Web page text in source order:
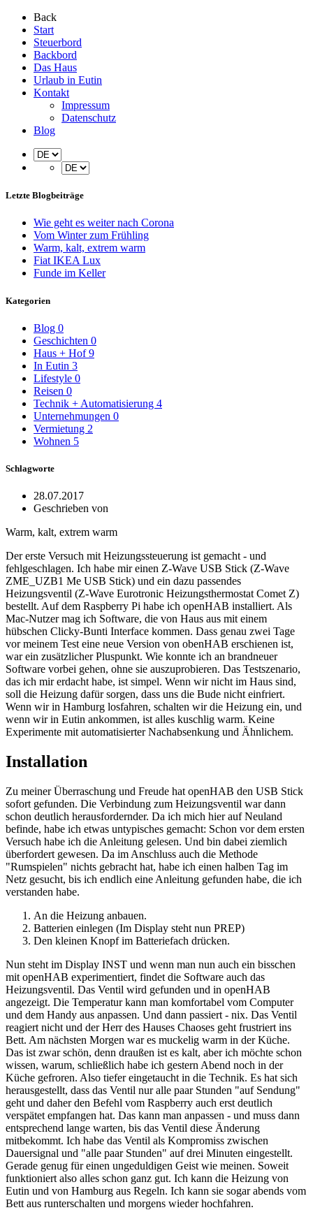
Back
Start
Steuerbord
Backbord
Das Haus
Urlaub in Eutin
Kontakt
Impressum
Datenschutz
Blog
Letzte Blogbeiträge
Wie geht es weiter nach Corona
Vom Winter zum Frühling
Warm, kalt, extrem warm
Fiat IKEA Lux
Funde im Keller
Kategorien
Blog 0
Geschichten 0
Haus + Hof9
In Eutin 3
Lifestyle 0
Reisen 0
Technik + Automatisierung 4
Unternehmungen 0
Vermietung 2
Wohnen 5
Schlagworte
28.07.2017
Geschrieben von
Warm, kalt, extrem warm
Der erste Versuch mit Heizungssteuerung ist gemacht - und
fehlgeschlagen. Ich habe mir einen Z-Wave USB Stick (Z-Wave
ZME_UZB1 Me USB Stick) und ein dazu passendes
Heizungsventil (Z-Wave Eurotronic Heizungsthermostat Comet Z)
bestellt. Auf dem Raspberry Pi habe ich openHAB installiert. Als
Mac-Nutzer mag ich Software, die von Haus aus mit einem
hübschen Clicky-Bunti Interface kommen. Dass genau zwei Tage
vor meinem Test eine neue Version von obenHAB erschienen ist,
war ein zusätzlicher Pluspunkt. Wie konnte ich an brandneuer
Software vorbei gehen, ohne sie auszuprobieren. Das Testszenario,
das ich mir erdacht habe, ist simpel. Wenn wir nicht im Haus sind,
soll die Heizung dafür sorgen, dass uns die Bude nicht einfriert.
Wenn wir in Hamburg losfahren, schalten wir die Heizung ein, und
wenn wir in Eutin ankommen, ist alles kuschlig warm. Keine
Experimente mit automatisierter Nachabsenkung und Ähnlichem.
Installation
Zu meiner Überraschung und Freude hat openHAB den USB Stick
sofort gefunden. Die Verbindung zum Heizungsventil war dann
schon deutlich herausfordernder. Da ich mich hier auf Neuland
befinde, habe ich etwas untypisches gemacht: Schon vor dem ersten
Versuch habe ich die Anleitung gelesen. Und bin dabei ziemlich
überfordert gewesen. Da im Anschluss auch die Methode
"Rumspielen" nichts gebracht hat, habe ich einen halben Tag im
Netz gesucht, bis ich endlich eine Anleitung gefunden habe, die ich
verstanden habe.
An die Heizung anbauen.
Batterien einlegen (Im Display steht nun PREP)
Den kleinen Knopf im Batteriefach drücken.
Nun steht im Display INST und wenn man nun auch ein bisschen
mit openHAB experimentiert, findet die Software auch das
Heizungsventil. Das Ventil wird gefunden und in openHAB
angezeigt. Die Temperatur kann man komfortabel vom Computer
und dem Handy aus anpassen. Und dann passiert - nix. Das Ventil
reagiert nicht und der Herr des Hauses Chaoses geht frustriert ins
Bett. Am nächsten Morgen war es muckelig warm in der Küche.
Das ist zwar schön, denn draußen ist es kalt, aber ich möchte schon
wissen, warum, schließlich habe ich gestern Abend noch in der
Küche gefroren. Also tiefer eingetaucht in die Technik. Es hat sich
herausgestellt, dass das Ventil nur alle paar Stunden "auf Sendung"
geht und daher den Befehl vom Raspberry auch erst deutlich
verspätet empfangen hat. Das kann man anpassen - und muss dann
entsprechend lange warten, bis das Ventil diese Änderung
mitbekommt. Ich habe das Ventil als Kompromiss zwischen
Dauersignal und "alle paar Stunden" auf drei Minuten eingestellt.
Gerade genug für einen ungeduldigen Geist wie meinen. Soweit
funktioniert also alles schon ganz gut. Ich kann die Heizung von
Eutin und von Hamburg aus Regeln. Ich kann sie sogar abends vom
Bett aus runterschalten und morgens wieder hochfahren.